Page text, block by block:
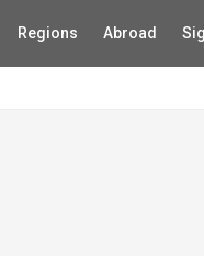
Regions Abroad